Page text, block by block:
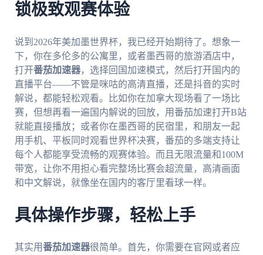
锁极致观赛体验
说到2026年美加墨世界杯，我已经开始期待了。想象一
下，你在多伦多的公寓里，或者墨西哥的旅游酒店中，
打开番茄加速器，选择回国加速模式，然后打开国内的
直播平台——不管是咪咕的高清直播，还是抖音的实时
解说，都能轻松观看。比如你在加拿大现场看了一场比
赛，但想再看一遍国内解说的回放，用番茄加速打开B站
就能直接播放；或者你在墨西哥的民宿里，和朋友一起
用手机、平板同时观看世界杯决赛，番茄的多端支持让
每个人都能享受流畅的观赛体验。而且无限流量和100M
带宽，让你不用担心看完整场比赛会超流量，高清画面
和中文解说，就像坐在国内的客厅里看球一样。
具体操作步骤，轻松上手
其实用番茄加速器很简单。首先，你需要在官网或者应